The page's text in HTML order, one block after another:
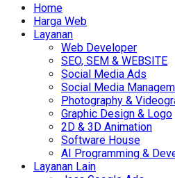
Home
Harga Web
Layanan
Web Developer
SEO, SEM & WEBSITE
Social Media Ads
Social Media
Photography &
Graphic Design & Logo
2D & 3D Animation
Software House
AI Programming &
Layanan Lain